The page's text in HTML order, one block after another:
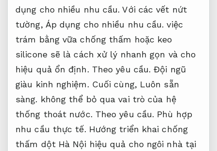
dụng cho nhiều nhu cầu. Với các vết nứt
tường, Áp dụng cho nhiều nhu cầu. việc
trám bằng vữa chống thấm hoặc keo
silicone sẽ là cách xử lý nhanh gọn và cho
hiệu quả ổn định. Theo yêu cầu. Đội ngũ
giàu kinh nghiệm. Cuối cùng, Luôn sẵn
sàng. không thể bỏ qua vai trò của hệ
thống thoát nước. Theo yêu cầu. Phù hợp
nhu cầu thực tế. Hướng triển khai chống
thấm dột Hà Nội hiệu quả cho ngôi nhà tại